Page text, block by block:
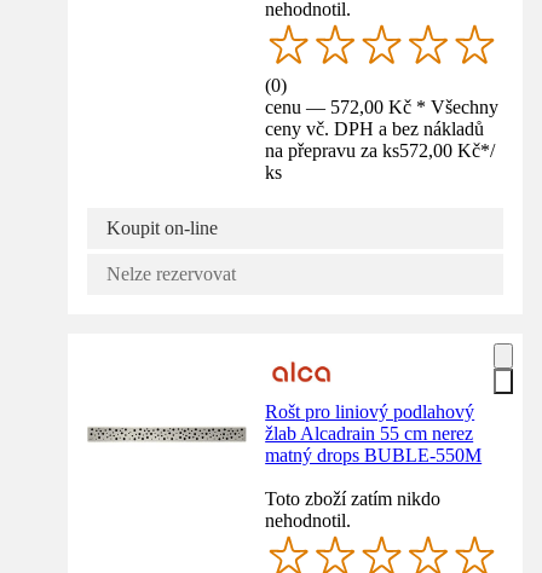
nehodnotil.
(0)
cenu — 572,00 Kč * Všechny
ceny vč. DPH a bez nákladů
na přepravu za ks572,00 Kč*/
ks
Koupit on-line
Nelze rezervovat
Rošt pro liniový podlahový
žlab Alcadrain 55 cm nerez
matný drops BUBLE-550M
Toto zboží zatím nikdo
nehodnotil.